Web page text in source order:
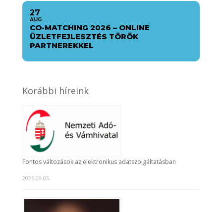
27
AUG
CO-MATCHING 2026 – ONLINE
ÜZLETFEJLESZTÉS TÖRÖK
PARTNEREKKEL
Korábbi híreink
Fontos változások az elektronikus adatszolgáltatásban
2026.08.05.